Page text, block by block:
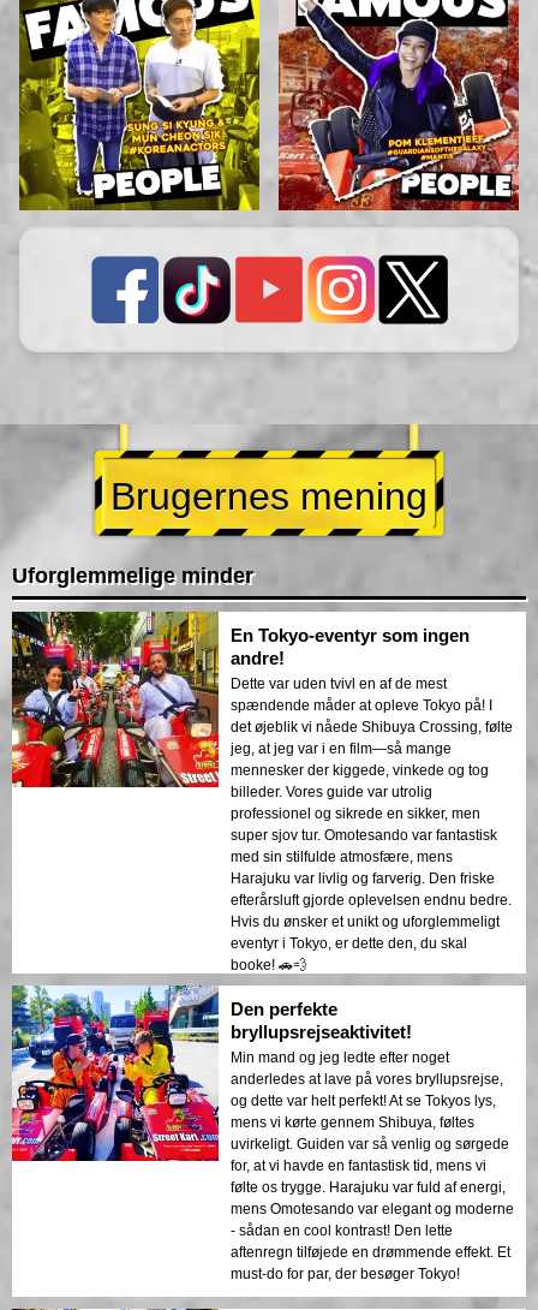
Brugernes mening
Uforglemmelige minder
En Tokyo-eventyr som ingen
andre!
Dette var uden tvivl en af de mest
spændende måder at opleve Tokyo på! I
det øjeblik vi nåede Shibuya Crossing, følte
jeg, at jeg var i en film—så mange
mennesker der kiggede, vinkede og tog
billeder. Vores guide var utrolig
professionel og sikrede en sikker, men
super sjov tur. Omotesando var fantastisk
med sin stilfulde atmosfære, mens
Harajuku var livlig og farverig. Den friske
efterårsluft gjorde oplevelsen endnu bedre.
Hvis du ønsker et unikt og uforglemmeligt
eventyr i Tokyo, er dette den, du skal
booke! 🚗💨
Den perfekte
bryllupsrejseaktivitet!
Min mand og jeg ledte efter noget
anderledes at lave på vores bryllupsrejse,
og dette var helt perfekt! At se Tokyos lys,
mens vi kørte gennem Shibuya, føltes
uvirkeligt. Guiden var så venlig og sørgede
for, at vi havde en fantastisk tid, mens vi
følte os trygge. Harajuku var fuld af energi,
mens Omotesando var elegant og moderne
- sådan en cool kontrast! Den lette
aftenregn tilføjede en drømmende effekt. Et
must-do for par, der besøger Tokyo!